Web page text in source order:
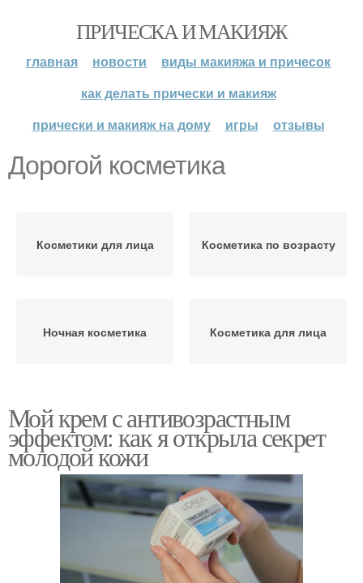
ПРИЧЕСКА И МАКИЯЖ
главная новости
виды макияжа и причесок
как делать прически и макияж
прически и макияж на дому
игры отзывы
Дорогой косметика
Косметики для лица Косметика по возрасту
Ночная косметика Косметика для лица
Мой крем с антивозрастным
эффектом: как я открыла секрет
молодой кожи